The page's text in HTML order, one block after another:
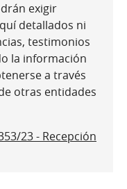
exigir
detallados ni
testimonios
la información
a través
otras entidades
23 - Recepción